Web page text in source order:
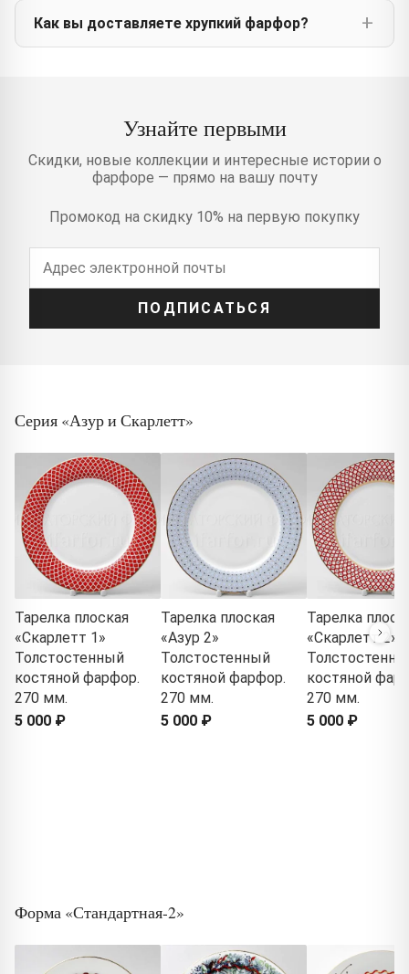
Как вы доставляете хрупкий фарфор?
Узнайте первыми
Скидки, новые коллекции и интересные истории о
фарфоре — прямо на вашу почту
Промокод на скидку 10% на первую покупку
ПОДПИСАТЬСЯ
Серия «Азур и Скарлетт»
Тарелка плоская
«Скарлетт 1»
Толстостенный
костяной фарфор.
270 мм.
5 000 ₽
Тарелка плоская
«Азур 2»
Толстостенный
костяной фарфор.
270 мм.
5 000 ₽
Тарелка
«Скарлетт 2»
костяной
270 мм.
5 000 ₽
Форма «Стандартная-2»